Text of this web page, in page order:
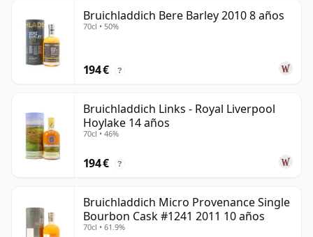
Bruichladdich Bere Barley 2010 8 años
70cl • 50%
194 € ?
Bruichladdich Links - Royal Liverpool
Hoylake 14 años
70cl • 46%
194 € ?
Bruichladdich Micro Provenance Single
Bourbon Cask #1241 2011 10 años
70cl • 61.9%